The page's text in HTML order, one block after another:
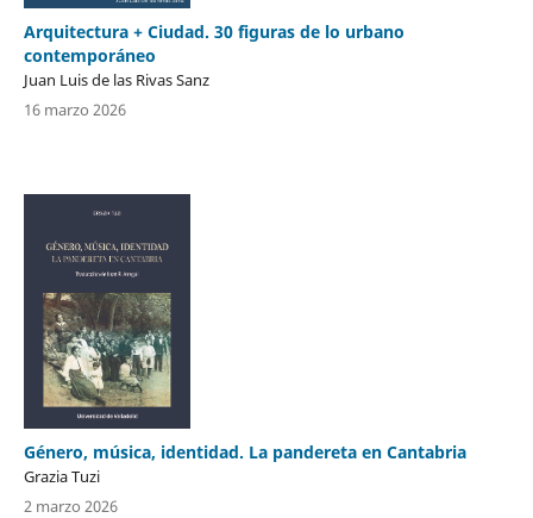
Arquitectura + Ciudad. 30 figuras de lo urbano
contemporáneo
Juan Luis de las Rivas Sanz
16 marzo 2026
Género, música, identidad. La pandereta en Cantabria
Grazia Tuzi
2 marzo 2026